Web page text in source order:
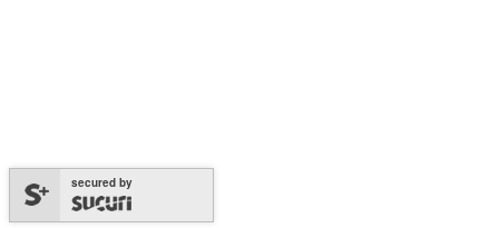
secured by